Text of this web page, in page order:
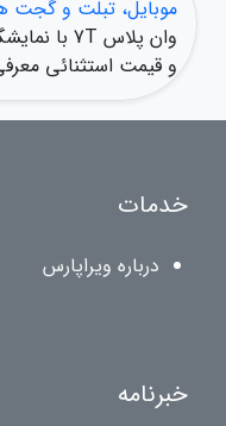
موبایل، تبلت و گجت
و قیمت استثنائی
خدمات
درباره ویراپارس
خبرنامه